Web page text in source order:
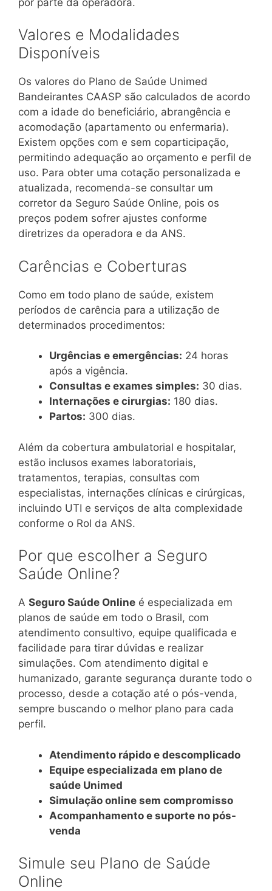
Valores e Modalidades
Disponíveis
Os valores do Plano de Saúde Unimed
Bandeirantes CAASP são calculados de acordo
com a idade do beneficiário, abrangência e
acomodação (apartamento ou enfermaria).
Existem opções com e sem coparticipação,
permitindo adequação ao orçamento e perfil de
uso. Para obter uma cotação personalizada e
atualizada, recomenda-se consultar um
corretor da Seguro Saúde Online, pois os
preços podem sofrer ajustes conforme
diretrizes da operadora e da ANS.
Carências e Coberturas
Como em todo plano de saúde, existem
períodos de carência para a utilização de
determinados procedimentos:
Urgências e emergências: 24 horas
após a vigência.
Consultas e exames simples: 30 dias.
Internações e cirurgias: 180 dias.
Partos: 300 dias.
Além da cobertura ambulatorial e hospitalar,
estão inclusos exames laboratoriais,
tratamentos, terapias, consultas com
especialistas, internações clínicas e cirúrgicas,
incluindo UTI e serviços de alta complexidade
conforme o Rol da ANS.
Por que escolher a Seguro
Saúde Online?
A Seguro Saúde Online é especializada em
planos de saúde em todo o Brasil, com
atendimento consultivo, equipe qualificada e
facilidade para tirar dúvidas e realizar
simulações. Com atendimento digital e
humanizado, garante segurança durante todo o
processo, desde a cotação até o pós-venda,
sempre buscando o melhor plano para cada
perfil.
Atendimento rápido e descomplicado
Equipe especializada em plano de
saúde Unimed
Simulação online sem compromisso
Acompanhamento e suporte no pós-
venda
Simule seu Plano de Saúde
Online